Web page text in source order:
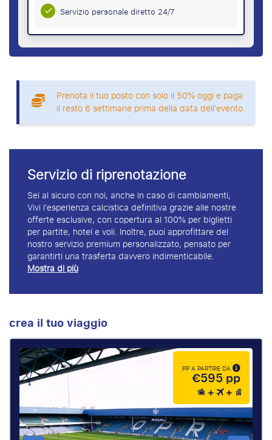
Servizio personale diretto 24/7
Prenota il tuo posto con solo il 50% oggi e paga
il resto 6 settimane prima della data dell'evento.
Servizio di riprenotazione
Sei al sicuro con noi, anche in caso di cambiamenti,
Vivi l'esperienza calcistica definitiva grazie alle nostre
offerte esclusive, con copertura al 100% per biglietti
per partite, hotel e voli. Inoltre, puoi approfittare del
nostro servizio premium personalizzato, pensato per
garantirti una trasferta davvero indimenticabile.
Mostra di più
crea il tuo viaggio
PP A PARTIRE DA
€595 pp